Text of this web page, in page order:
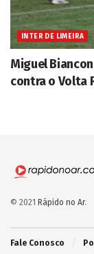
INTER DE LIMEIRA
Miguel
contra o Volta
© 2021 Rápido no Ar.
Fale Conosco